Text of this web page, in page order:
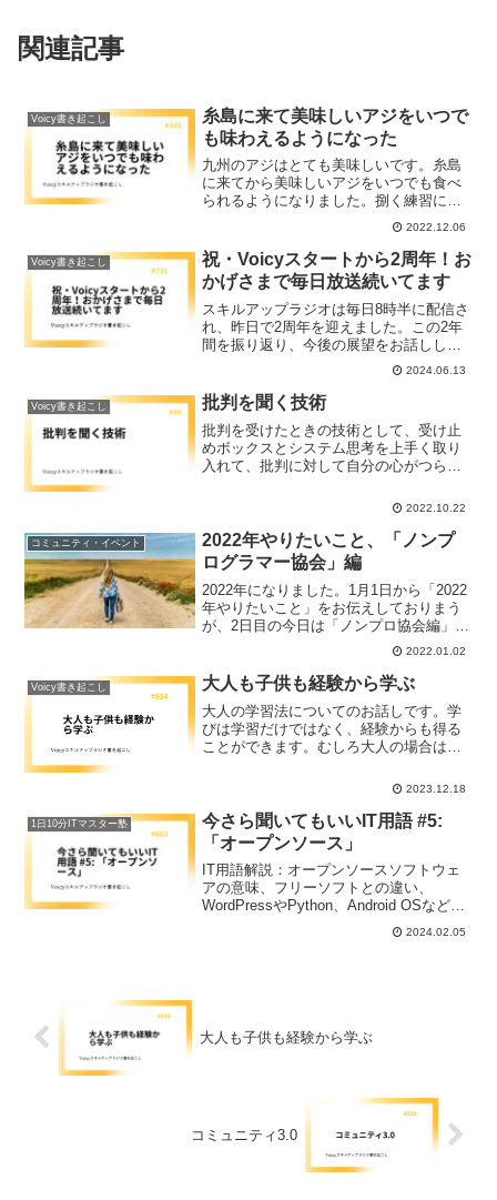
関連記事
Voicy書き起こし
糸島に来て美味しいアジをいつで
も味わえるようになった
九州のアジはとても美味しいです。糸島
に来てから美味しいアジをいつでも食べ
られるようになりました。捌く練習にも
なって、食べ方が豊富で年中楽しむこと
ができます。身を食べたあとは骨せんべ
いにもすることができる2度美味しいお魚
です。そんなアジの魅力について語りま
す。
2022.12.06
Voicy書き起こし
祝・Voicyスタートから2周年！お
かげさまで毎日放送続いてます
スキルアップラジオは毎日8時半に配信さ
れ、昨日で2周年を迎えました。この2年
間を振り返り、今後の展望をお話ししま
す。特にITスキル向上を目指すリスナー
に向けた多様なコンテンツやコミュニテ
ィ活動の重要性を強調します。
2024.06.13
Voicy書き起こし 批判を聞く技術
批判を受けたときの技術として、受け止
めボックスとシステム思考を上手く取り
入れて、批判に対して自分の心がつらく
2022.10.22
コミュニティ・イベント
2022年やりたいこと、「ノンプ
ログラマー協会」編
2022年になりました。1月1日から「2022
年やりたいこと」をお伝えしておりまう
が、2日目の今日は「ノンプロ協会編」。
昨年設立した「一般社団法人ノンプログ
ラマー協会」についてやりたいことをお
伝えします。
2022.01.02
Voicy書き起こし 大人も子供も経験から学ぶ
大人の学習法についてのお話しです。学
びは学習だけではなく、経験からも得る
ことができます。むしろ大人の場合は経
ています。経験、内省、教訓、実践とい
て、経験から学びを重ねていくことがで
きます。
2023.12.18
1日10分ITマスター塾
今さら聞いてもいいIT用語 #5:
「オープンソース」
IT用語解説：オープンソースソフトウェ
アの意味、フリーソフトとの違い、
WordPressやPython、Android OSなどの
例を紹介。オープンソースがもたらす利
点と収益化方法についても説明します。
2024.02.05
大人も子供も経験から学ぶ
コミュニティ3.0